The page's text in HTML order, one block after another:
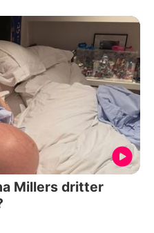
Millers dritter